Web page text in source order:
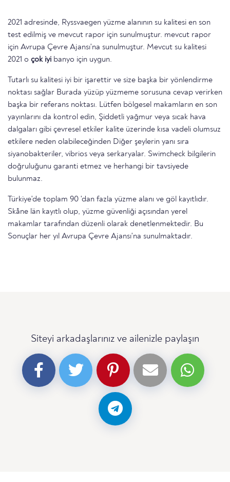
2021 adresinde, Ryssvaegen yüzme alanının su kalitesi en son
test edilmiş ve mevcut rapor için sunulmuştur. mevcut rapor
için Avrupa Çevre Ajansı'na sunulmuştur. Mevcut su kalitesi
2021 o çok iyi banyo için uygun.
Tutarlı su kalitesi iyi bir işarettir ve size başka bir yönlendirme
noktası sağlar Burada yüzüp yüzmeme sorusuna cevap verirken
başka bir referans noktası. Lütfen bölgesel makamların en son
yayınlarını da kontrol edin, Şiddetli yağmur veya sıcak hava
dalgaları gibi çevresel etkiler kalite üzerinde kısa vadeli olumsuz
etkilere neden olabileceğinden Diğer şeylerin yanı sıra
siyanobakteriler, vibrios veya serkaryalar. Swimcheck bilgilerin
doğruluğunu garanti etmez ve herhangi bir tavsiyede
bulunmaz.
Türkiye'de toplam 90 'dan fazla yüzme alanı ve göl kayıtlıdır.
Skåne län kayıtlı olup, yüzme güvenliği açısından yerel
makamlar tarafından düzenli olarak denetlenmektedir. Bu
Sonuçlar her yıl Avrupa Çevre Ajansı'na sunulmaktadır.
Siteyi arkadaşlarınız ve ailenizle paylaşın